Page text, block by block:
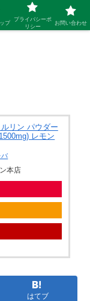
グ
リン パウダー
レモン
バ
本店
はてブ
プ
プライバシーポ
リシー
お問い合わせ